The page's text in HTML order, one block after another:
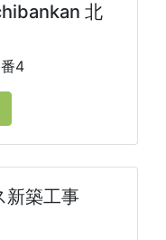
北
4
新築工事